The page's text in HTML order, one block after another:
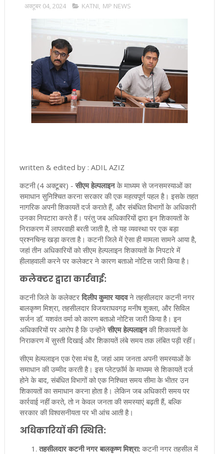
अक्टूबर 04, 2024 KATNI, MP NEWS
written & edited by : ADIL AZIZ
कटनी (4 अक्टूबर) - सीएम हेल्पलाइनके माध्यम से जनसमस्याओं का
समाधान सुनिश्चित करना सरकार की एक महत्वपूर्ण पहल है। इसके तहत
नागरिक अपनी शिकायतें दर्ज कराते हैं, और संबंधित विभागों के अधिकारी
उनका निपटारा करते हैं। परंतु जब अधिकारियों द्वारा इन शिकायतों के
निराकरण में लापरवाही बरती जाती है, तो यह व्यवस्था पर एक बड़ा
प्रश्नचिन्ह खड़ा करता है। कटनी जिले में ऐसा ही मामला सामने आया है,
जहां तीन अधिकारियों को सीएम हेल्पलाइन शिकायतों के निपटारे में
हीलाहवाली करने पर कलेक्टर ने कारण बताओ नोटिस जारी किया है।
कलेक्टर द्वारा कार्रवाई:
कटनी जिले के कलेक्टर दिलीप कुमार यादवने तहसीलदार कटनी नगर
बालकृष्ण मिश्रा, तहसीलदार विजयराघवगढ़ मनीष शुक्ला, और सिविल
सर्जन डॉ. यशवंत वर्मा को कारण बताओ नोटिस जारी किया है। इन
अधिकारियों पर आरोप है कि उन्होंने सीएम हेल्पलाइनकी शिकायतों के
निराकरण में सुस्ती दिखाई और शिकायतें लंबे समय तक लंबित पड़ी रहीं।
सीएम हेल्पलाइन एक ऐसा मंच है, जहां आम जनता अपनी समस्याओं के
समाधान की उम्मीद करती है। इस प्लेटफ़ॉर्म के माध्यम से शिकायतें दर्ज
होने के बाद, संबंधित विभागों को एक निश्चित समय सीमा के भीतर उन
शिकायतों का समाधान करना होता है। लेकिन जब अधिकारी समय पर
कार्रवाई नहीं करते, तो न केवल जनता की समस्याएं बढ़ती हैं, बल्कि
सरकार की विश्वसनीयता पर भी आंच आती है।
अधिकारियों की स्थिति:
तहसीलदार कटनी नगर बालकृष्ण मिश्रा:कटनी नगर तहसील में